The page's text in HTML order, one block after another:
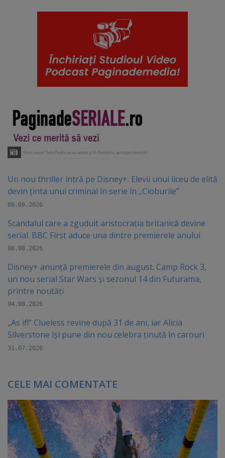
Un nou thriller intră pe Disney+. Elevii unui liceu de elită
devin ținta unui criminal în serie în „Cioburile”
06.08.2026
Scandalul care a zguduit aristocrația britanică devine
serial. BBC First aduce una dintre premierele anului
06.08.2026
Disney+ anunță premierele din august. Camp Rock 3,
un nou serial Star Wars și sezonul 14 din Futurama,
printre noutăți
04.08.2026
„As if!” Clueless revine după 31 de ani, iar Alicia
Silverstone își pune din nou celebra ținută în carouri
31.07.2026
CELE MAI COMENTATE